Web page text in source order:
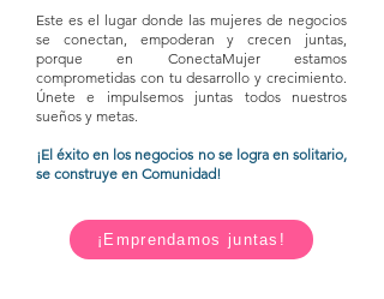
Este es el lugar donde las mujeres de negocios
se conectan, empoderan y crecen juntas,
porque en ConectaMujer estamos
comprometidas con tu desarrollo y crecimiento.
Únete e impulsemos juntas todos nuestros
sueños y metas.
¡El éxito en los negocios no se logra en solitario,
se construye en Comunidad!
¡Emprendamos juntas!